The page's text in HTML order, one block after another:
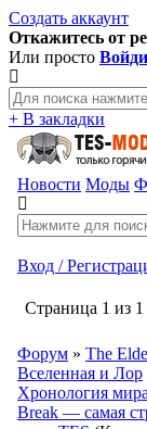
Создать аккаунт
Откажитесь от
Или просто
+ В закладки
Новости Моды
Вход /
Страница 1 из 1
Форум » The
Вселенная и Лор
Хронология мира
Break — самая